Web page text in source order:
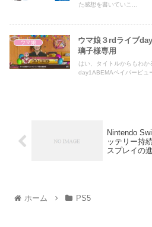
た感想を書いていこ...
ウマ娘
ウマ娘３rdライブ
璃子様専用
はい、タイトルからもわ
day1ABEMAペイパービュ
Nintendo
ッテリー持
スプレイの
ホーム PS5